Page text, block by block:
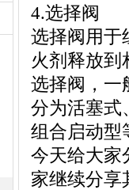
4.选择阀
选择阀用于
火剂释放到
选择阀，一
分为活塞式
组合启动型
今天给大家
家继续分享